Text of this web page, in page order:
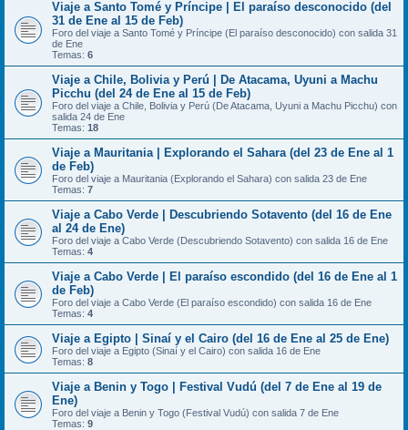
Viaje a Santo Tomé y Príncipe | El paraíso desconocido (del
31 de Ene al 15 de Feb)
Foro del viaje a Santo Tomé y Príncipe (El paraíso desconocido) con salida 31
de Ene
Temas: 6
Viaje a Chile, Bolivia y Perú | De Atacama, Uyuni a Machu
Picchu (del 24 de Ene al 15 de Feb)
Foro del viaje a Chile, Bolivia y Perú (De Atacama, Uyuni a Machu Picchu) con
salida 24 de Ene
Temas: 18
Viaje a Mauritania | Explorando el Sahara (del 23 de Ene al 1
de Feb)
Foro del viaje a Mauritania (Explorando el Sahara) con salida 23 de Ene
Temas: 7
Viaje a Cabo Verde | Descubriendo Sotavento (del 16 de Ene
al 24 de Ene)
Foro del viaje a Cabo Verde (Descubriendo Sotavento) con salida 16 de Ene
Temas: 4
Viaje a Cabo Verde | El paraíso escondido (del 16 de Ene al 1
de Feb)
Foro del viaje a Cabo Verde (El paraíso escondido) con salida 16 de Ene
Temas: 4
Viaje a Egipto | Sinaí y el Cairo (del 16 de Ene al 25 de Ene)
Foro del viaje a Egipto (Sinaí y el Cairo) con salida 16 de Ene
Temas: 8
Viaje a Benin y Togo | Festival Vudú (del 7 de Ene al 19 de
Ene)
Foro del viaje a Benin y Togo (Festival Vudú) con salida 7 de Ene
Temas: 9